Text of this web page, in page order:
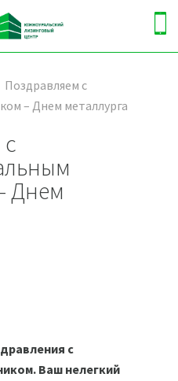
Поздравляем с
– Днем металлурга
Днем
с
Ваш нелегкий